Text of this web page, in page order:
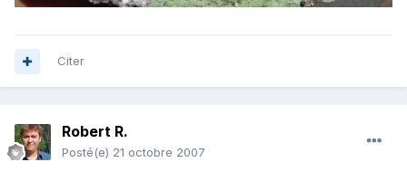
Citer
Robert R.
Posté(e) 21 octobre 2007